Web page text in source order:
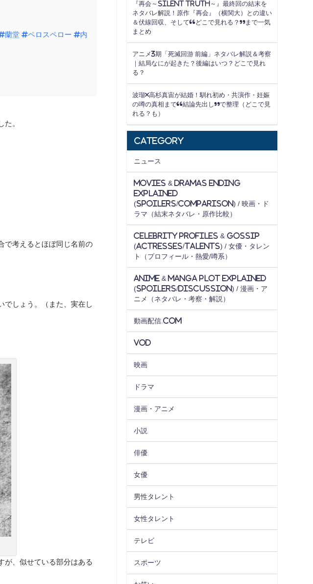
蘭堂 #ペロスペロー #内
た。
で考えるとほぼ同じ名前の
でしょう。（また、実在し
が、似せている部分はある
『再会～Silent Truth～』最終回の結末を
ネタバレ解説！原作『再会』（横関大）との違い
＆伏線回収、そして“どこで見れる？”まで一気
まとめ
アニメ3期「死滅回游 前編」ネタバレ解説＆考察
｜結局なにが起きた？後編はいつ？どこで見れ
る？
波瑠×高杉真宙が結婚！馴れ初め・共演作・妊娠
の噂の真相まで“結論先出し”で整理（どこで見
れる？も）
Category
ニュース
Movies & Dramas Ending
Explained
(Spoilers/Comparison) / 映画・ド
ラマ（結末ネタバレ・原作比較）
Celebrity Profiles & Gossip
(Actresses/Talents) / 女優・タレン
ト（プロフィール・熱愛/噂系）
Anime & Manga Plot Explained
(Spoilers/Discussion) / 漫画・ア
ニメ（ネタバレ・考察・解説）
動画配信.com
VOD
映画
ドラマ
漫画・アニメ
小説
俳優
女優
男性タレント
女性タレント
テレビ
スポーツ